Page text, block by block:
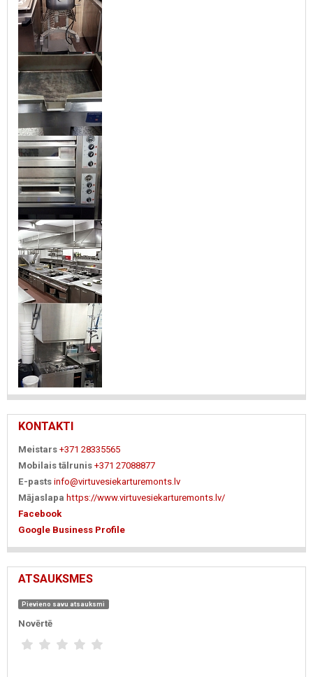
KONTAKTI
Meistars +371 28335565
Mobilais tālrunis +371 27088877
E-pasts info@virtuvesiekarturemonts.lv
Mājaslapa https://www.virtuvesiekarturemonts.lv/
Facebook
Google Business Profile
ATSAUKSMES
Pievieno savu atsauksmi
Novērtē